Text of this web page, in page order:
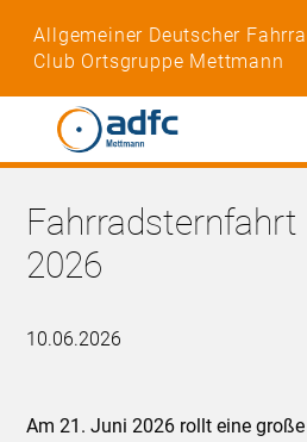
Allgemeiner Deutscher
Club Ortsgruppe Mettmann
2026
10.06.2026
Am 21. Juni 2026 rollt eine